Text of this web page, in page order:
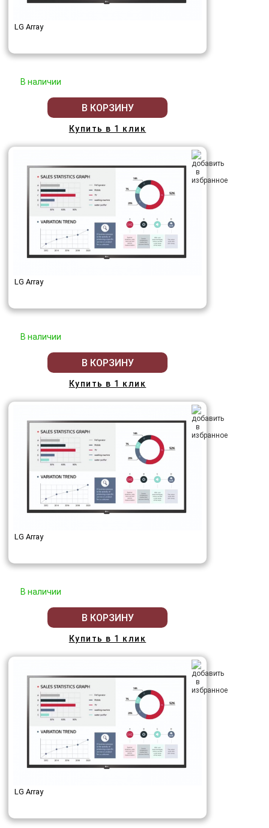
LG Array
В наличии
В КОРЗИНУ
Купить в 1 клик
LG Array
В наличии
В КОРЗИНУ
Купить в 1 клик
LG Array
В наличии
В КОРЗИНУ
Купить в 1 клик
LG Array